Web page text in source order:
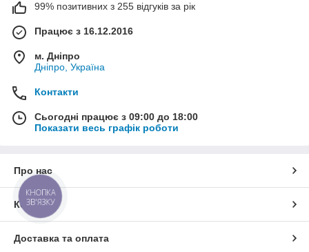
99% позитивних з 255 відгуків за рік
Працює з 16.12.2016
м. Дніпро
Дніпро, Україна
Контакти
Сьогодні працює з 09:00 до 18:00
Показати весь графік роботи
Про нас
Контакти
Доставка та оплата
КНОПКА
ЗВ'ЯЗКУ